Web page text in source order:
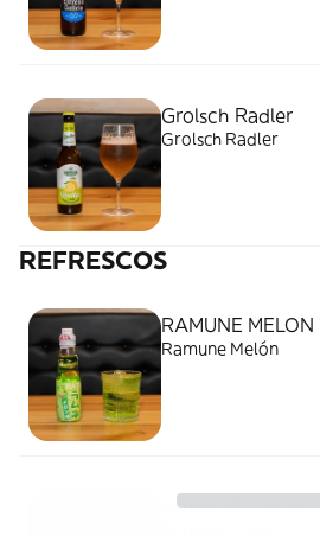
Grolsch Radler
Grolsch Radler
REFRESCOS
RAMUNE MELON
Ramune Melón
RAMUNE FRESA.